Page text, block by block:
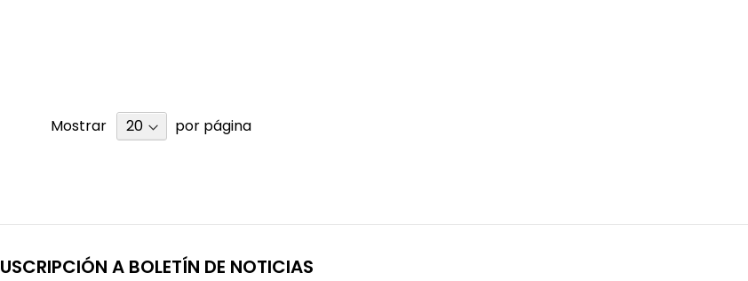
Mostrar por página
A BOLETÍN DE NOTICIAS